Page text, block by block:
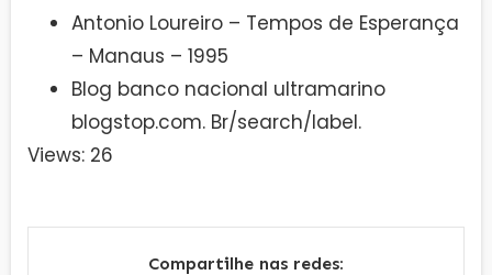
Antonio Loureiro – Tempos de Esperança
– Manaus – 1995
Blog banco nacional ultramarino
blogstop.com. Br/search/label.
Views: 26
Compartilhe nas redes: